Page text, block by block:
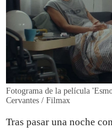
Fotograma de la película
Cervantes / Filmax
Tras pasar una noche